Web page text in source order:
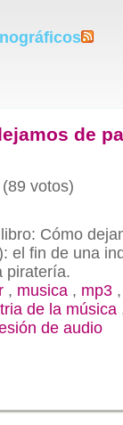
de
votos)
Cómo
el fin de una
piratería.
, musica , mp3
de la música
de audio